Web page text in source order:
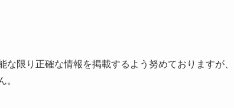
限り正確な情報を掲載するよう努めておりますが、